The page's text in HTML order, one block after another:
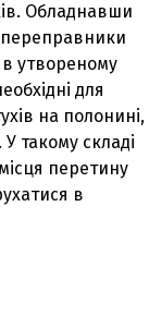
Обладнавши
в утвореному
для
на полонині,
такому складі
перетину
в